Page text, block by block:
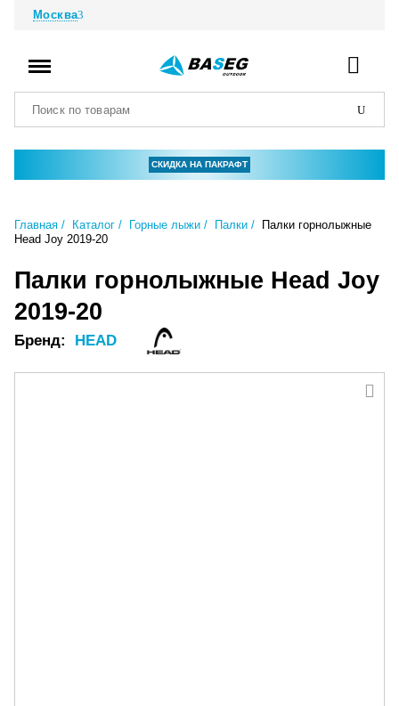
Москва
СКИДКА НА ПАКРАФТ
Главная Каталог Горные лыжи Палки
Палки горнолыжные
Head Joy 2019-20
Палки горнолыжные Head Joy
2019-20
Бренд: HEAD